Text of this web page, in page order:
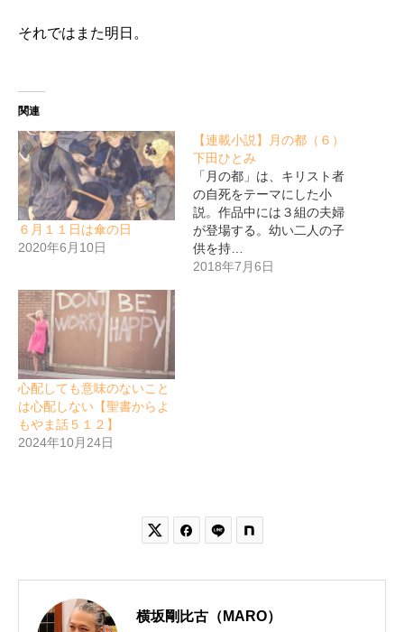
それではまた明日。
関連
６月１１日は傘の日
2020年6月10日
【連載小説】月の都（６）
下田ひとみ
「月の都」は、キリスト者
の自死をテーマにした小
説。作品中には３組の夫婦
が登場する。幼い二人の子
供を持…
2018年7月6日
心配しても意味のないこと
は心配しない【聖書からよ
もやま話５１２】
2024年10月24日
 
横坂剛比古（MARO）